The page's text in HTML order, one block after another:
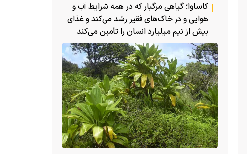
کاساوا؛ گیاهی مرگبار که در همه شرایط آب و
هوایی و در خاک‌های فقیر رشد می‌کند و غذای
بیش از نیم میلیارد انسان را تأمین می‌کند